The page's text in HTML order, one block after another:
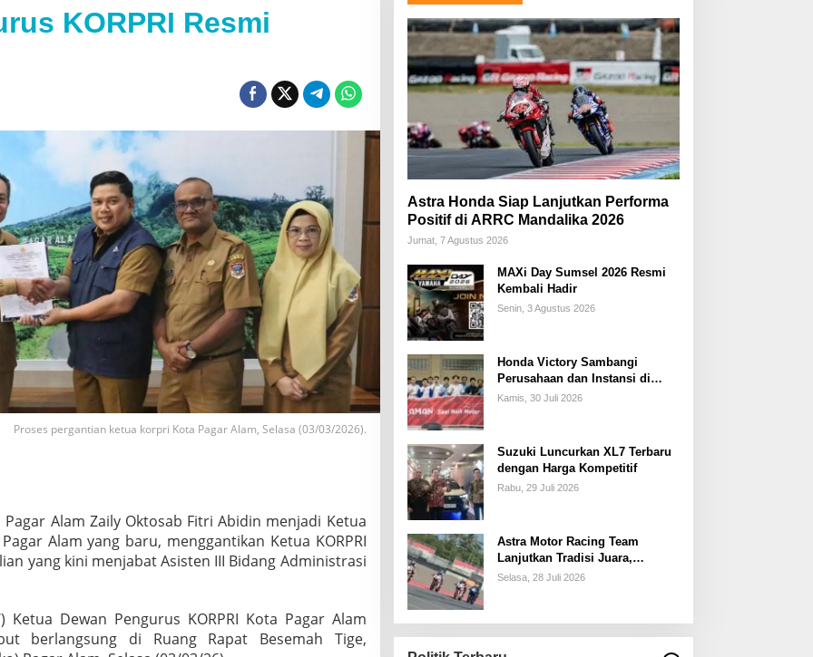
KORPRI Resmi
Proses pergantian ketua korpri Kota Pagar Alam, Selasa (03/03/2026).
Alam Zaily Oktosab Fitri Abidin menjadi Ketua
Alam yang baru, menggantikan Ketua KORPRI
yang kini menjabat Asisten III Bidang Administrasi
Ketua Dewan Pengurus KORPRI Kota Pagar Alam
berlangsung di Ruang Rapat Besemah Tige,
Astra Honda Siap Lanjutkan Performa
Positif di ARRC Mandalika 2026
Jumat, 7 Agustus 2026
MAXi Day Sumsel 2026 Resmi
Kembali Hadir
Senin, 3 Agustus 2026
Honda Victory Sambangi
Perusahaan dan Instansi di
Sumsel
Kamis, 30 Juli 2026
Suzuki Luncurkan XL7 Terbaru
dengan Harga Kompetitif
Rabu, 29 Juli 2026
Astra Motor Racing Team
Lanjutkan Tradisi Juara,
Kumpulkan 7 Podium di
Selasa, 28 Juli 2026